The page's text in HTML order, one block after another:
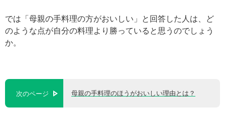
では「母親の手料理の方がおいしい」と回答した人は、ど
のような点が自分の料理より勝っていると思うのでしょう
か。
次のページ 母親の手料理のほうがおいしい理由とは？